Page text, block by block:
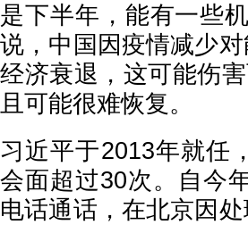
是下半年，能有一些
说，中国因疫情减少
经济衰退，这可能伤
且可能很难恢复。
习近平于2013年就任
会面超过30次。自今
电话通话，在北京因